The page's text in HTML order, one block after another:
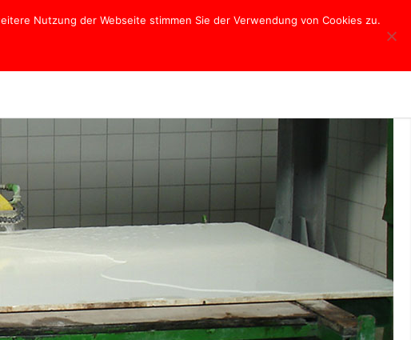
Nutzung der Webseite stimmen Sie der Verwendung von Cookies zu.